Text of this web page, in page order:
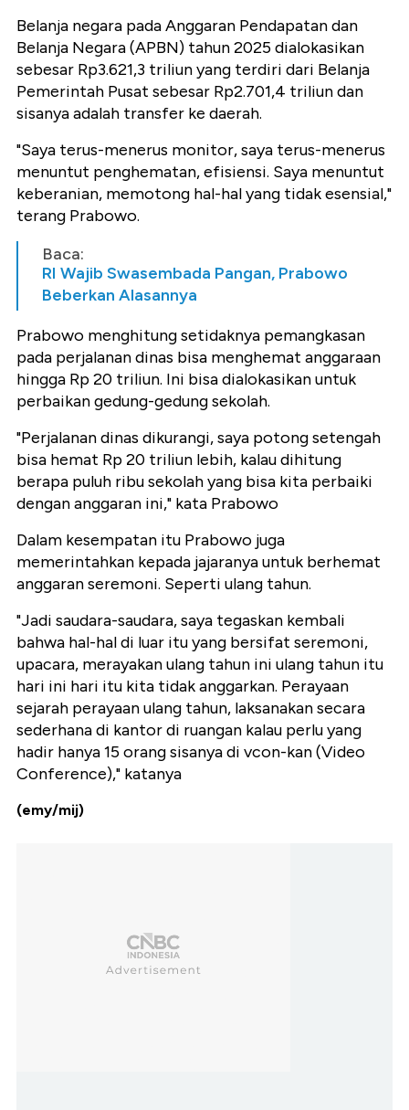
Belanja negara pada Anggaran Pendapatan dan
Belanja Negara (APBN) tahun 2025 dialokasikan
sebesar Rp3.621,3 triliun yang terdiri dari Belanja
Pemerintah Pusat sebesar Rp2.701,4 triliun dan
sisanya adalah transfer ke daerah.
"Saya terus-menerus monitor, saya terus-menerus
menuntut penghematan, efisiensi. Saya menuntut
keberanian, memotong hal-hal yang tidak esensial,"
terang Prabowo.
Baca:
RI Wajib Swasembada Pangan, Prabowo
Beberkan Alasannya
Prabowo menghitung setidaknya pemangkasan
pada perjalanan dinas bisa menghemat anggaraan
hingga Rp 20 triliun. Ini bisa dialokasikan untuk
perbaikan gedung-gedung sekolah.
"Perjalanan dinas dikurangi, saya potong setengah
bisa hemat Rp 20 triliun lebih, kalau dihitung
berapa puluh ribu sekolah yang bisa kita perbaiki
dengan anggaran ini," kata Prabowo
Dalam kesempatan itu Prabowo juga
memerintahkan kepada jajaranya untuk berhemat
anggaran seremoni. Seperti ulang tahun.
"Jadi saudara-saudara, saya tegaskan kembali
bahwa hal-hal di luar itu yang bersifat seremoni,
upacara, merayakan ulang tahun ini ulang tahun itu
hari ini hari itu kita tidak anggarkan. Perayaan
sejarah perayaan ulang tahun, laksanakan secara
sederhana di kantor di ruangan kalau perlu yang
hadir hanya 15 orang sisanya di vcon-kan (Video
Conference)," katanya
(emy/mij)